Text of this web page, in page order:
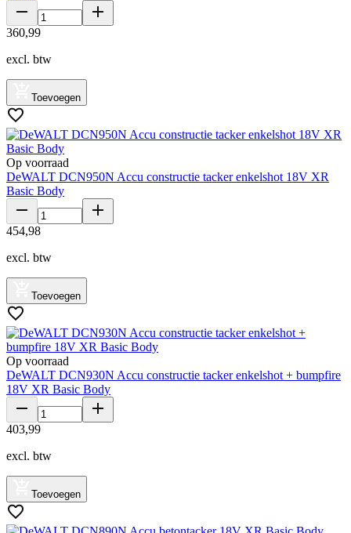
360,99
excl. btw
Toevoegen
Op voorraad
DeWALT DCN950N Accu constructie tacker enkelshot 18V XR
Basic Body
454,98
excl. btw
Toevoegen
Op voorraad
DeWALT DCN930N Accu constructie tacker enkelshot + bumpfire
18V XR Basic Body
403,99
excl. btw
Toevoegen